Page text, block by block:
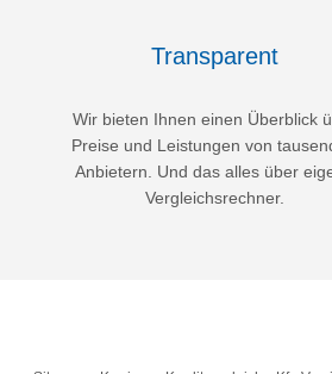
Transparent
Wir bieten Ihnen einen Überblick
Preise und Leistungen von
Anbietern. Und das alles über
Vergleichsrechner.